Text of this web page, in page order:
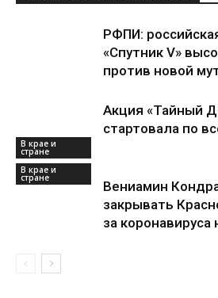
В крае и
стране
РФПИ:
«Спутник V»
против новой
В крае и
стране
Акция «Тайный
стартовала по
Вениамин
закрывать
за коронавируса